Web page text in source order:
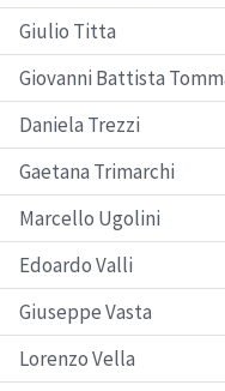
Giulio Titta
Giovanni Battista
Daniela Trezzi
Gaetana Trimarchi
Marcello Ugolini
Edoardo Valli
Giuseppe Vasta
Lorenzo Vella